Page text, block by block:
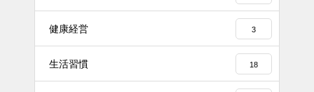
健康経営 3
生活習慣 18